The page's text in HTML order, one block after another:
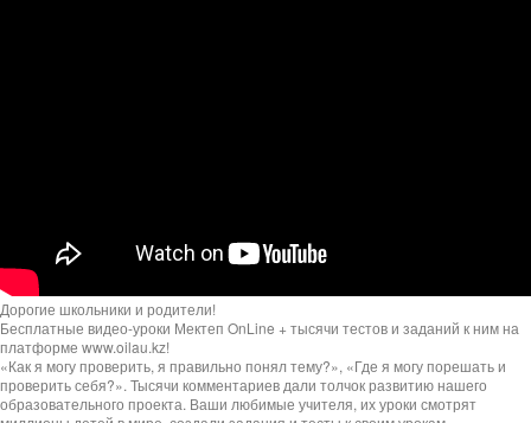
Дорогие школьники и родители!
Бесплатные видео-уроки Мектеп OnLine + тысячи тестов и заданий к ним на
платформе www.oilau.kz!
«Как я могу проверить, я правильно понял тему?», «Где я могу порешать и
проверить себя?». Тысячи комментариев дали толчок развитию нашего
образовательного проекта. Ваши любимые учителя, их уроки смотрят